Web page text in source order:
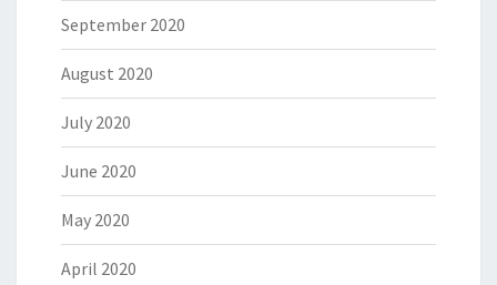
September 2020
August 2020
July 2020
June 2020
May 2020
April 2020